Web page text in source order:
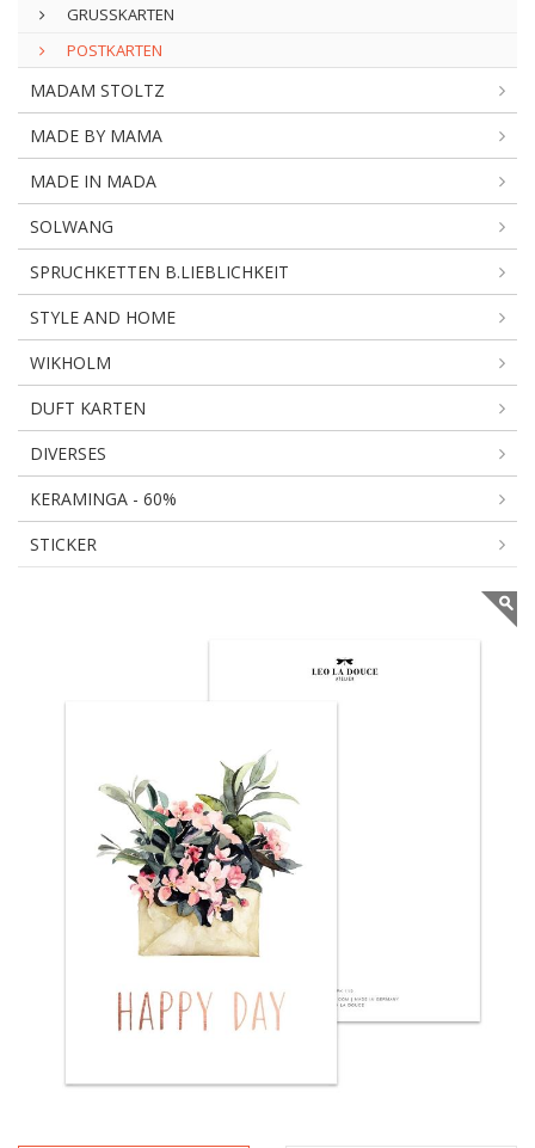
GRUSSKARTEN
POSTKARTEN
MADAM STOLTZ
MADE BY MAMA
MADE IN MADA
SOLWANG
SPRUCHKETTEN B.LIEBLICHKEIT
STYLE AND HOME
WIKHOLM
DUFT KARTEN
DIVERSES
KERAMINGA - 60%
STICKER